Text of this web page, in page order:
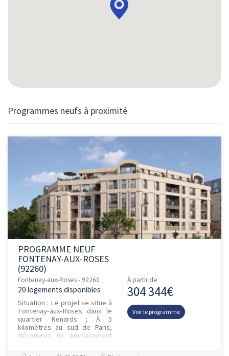
Programmes neufs à proximité
PROGRAMME NEUF
FONTENAY-AUX-ROSES
(92260)
Fontenay-aux-Roses - 92260
20 logements disponibles
Situation : Le projet se situe à
Fontenay-aux-Roses dans le
quartier Renards ; À 5
kilomètres au sud de Paris,
découvrez un emplacement
les communes de Fonte...
À partir de
304 344€
Voir le programme